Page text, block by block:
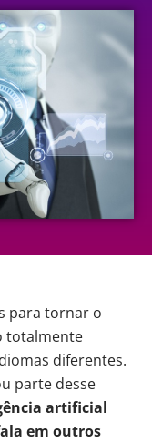
para tornar o
totalmente
diferentes.
parte desse
artificial
em outros